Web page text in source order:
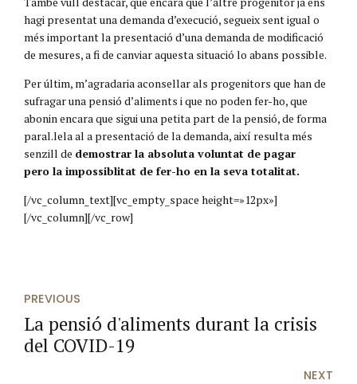
hagi presentat una demanda d’execució, segueix sent igual o
més important la presentació d’una demanda de modificació
de mesures, a fi de canviar aquesta situació lo abans possible.
Per últim, m’agradaria aconsellar als progenitors que han de
sufragar una pensió d’aliments i que no poden fer-ho, que
abonin encara que sigui una petita part de la pensió, de forma
paral.lela al a presentació de la demanda, així resulta més
senzill de demostrar la absoluta voluntat de pagar
pero la impossiblitat de fer-ho en la seva totalitat.
[/vc_column_text][vc_empty_space height=»12px»]
[/vc_column][/vc_row]
PREVIOUS
La pensió d'aliments durant la crisis
del COVID-19
NEXT